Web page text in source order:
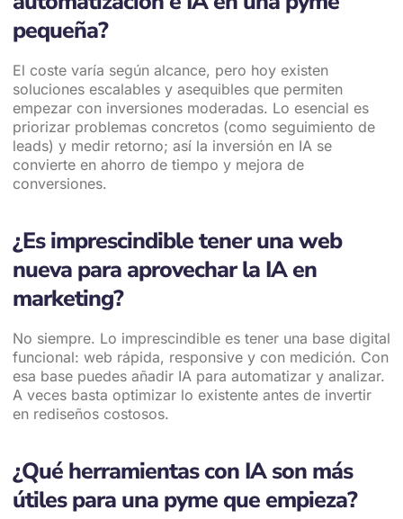
pequeña?
El coste varía según alcance, pero hoy existen
soluciones escalables y asequibles que permiten
empezar con inversiones moderadas. Lo esencial es
priorizar problemas concretos (como seguimiento de
leads) y medir retorno; así la inversión en IA se
convierte en ahorro de tiempo y mejora de
conversiones.
¿Es imprescindible tener una web
nueva para aprovechar la IA en
marketing?
No siempre. Lo imprescindible es tener una base digital
funcional: web rápida, responsive y con medición. Con
esa base puedes añadir IA para automatizar y analizar.
A veces basta optimizar lo existente antes de invertir
en rediseños costosos.
¿Qué herramientas con IA son más
útiles para una pyme que empieza?